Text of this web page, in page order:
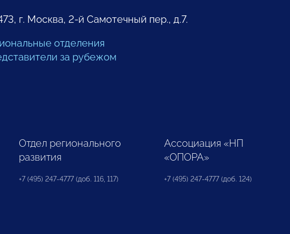
г. Москва, 2-й Самотечный пер., д.7.
отделения
за рубежом
Отдел регионального
развития
+7 (495) 247-4777 (доб. 116, 117)
Ассоциация «НП
«ОПОРА»
+7 (495) 247-4777 (доб. 124)